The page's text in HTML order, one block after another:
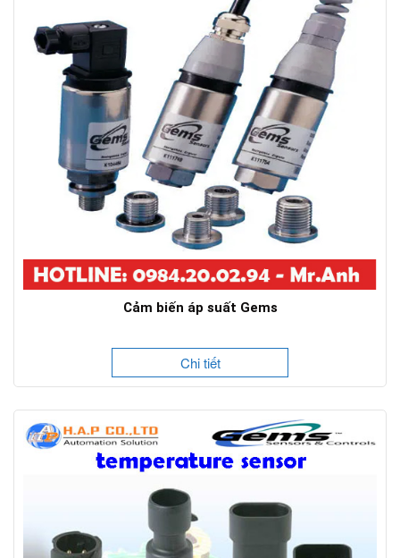
Cảm biến áp suất Gems
Chi tiết